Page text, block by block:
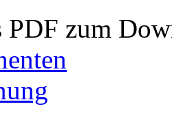
PDF zum